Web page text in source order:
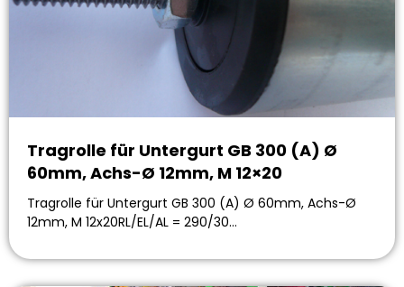
Tragrolle für Untergurt GB 300 (A) Ø
60mm, Achs-Ø 12mm, M 12×20
Tragrolle für Untergurt GB 300 (A) Ø 60mm, Achs-Ø
12mm, M 12x20RL/EL/AL = 290/30…